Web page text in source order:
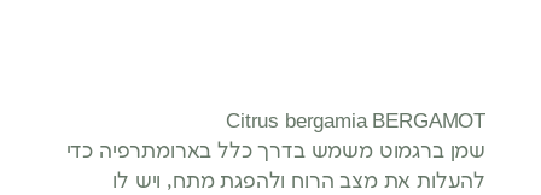
Citrus bergamia BERGAMOT
שמן ברגמוט משמש בדרך כלל בארומתרפיה כדי
להעלות את מצב הרוח ולהפגת מתח, ויש לו